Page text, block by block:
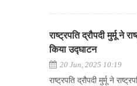
राष्ट्रपति द्रौपदी मुर्मू ने
किया उद्घाटन
20 Jun, 2025 10:19
राष्ट्रपति द्रौपदी मुर्मू ने